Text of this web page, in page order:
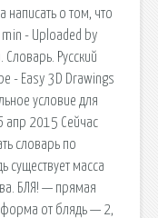
написать о том, что
- Uploaded by
Русский
- Easy 3D Drawings
условие для
апр 2015 Сейчас
словарь по
существует масса
БЛЯ! — прямая
форма от блядь — 2,